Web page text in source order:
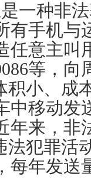
一种非
有手机与
任意主叫
等，向
积小、成
中移动发
年来，非
法犯罪活
每年发送